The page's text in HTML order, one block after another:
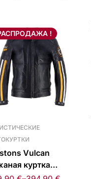
!
Vulcan
куртка
желтая